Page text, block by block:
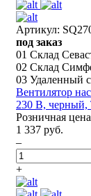
Артикул:
под заказ
01 Склад
02 Склад
03 Удаленный
Вентилятор
230 В,
Розничная цена
1 337 руб.
–
+